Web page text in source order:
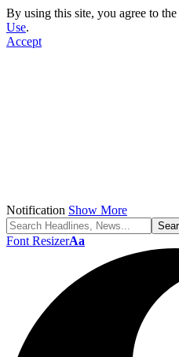
By using this site, you agree to the
Use.
Accept
Notification Show More
Font ResizerAa